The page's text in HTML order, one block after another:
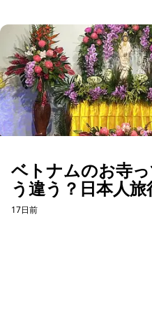
ベトナムのお寺
う違う？日本人旅
んに伝えたいこと
17日前